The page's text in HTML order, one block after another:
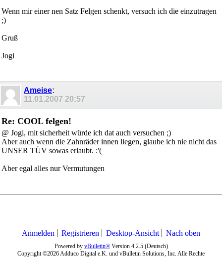
Wenn mir einer nen Satz Felgen schenkt, versuch ich die einzutragen
;)
Gruß
Jogi
Ameise:
11.01.2007 20:57
Re: COOL felgen!
@ Jogi, mit sicherheit würde ich dat auch versuchen ;)
Aber auch wenn die Zahnräder innen liegen, glaube ich nie nicht das
UNSER TÜV sowas erlaubt. :'(
Aber egal alles nur Vermutungen
Anmelden Registrieren Desktop-Ansicht Nach oben
Powered by vBulletin®Version 4.2.5 (Deutsch)
Copyright ©2026 Adduco Digital e.K. und vBulletin Solutions, Inc. Alle Rechte